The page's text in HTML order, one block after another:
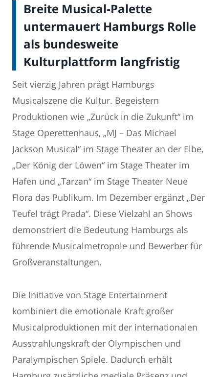
Breite Musical-Palette
untermauert Hamburgs Rolle
als bundesweite
Kulturplattform langfristig
Seit vierzig Jahren prägt Hamburgs
Musicalszene die Kultur. Begeistern
Produktionen wie „Zurück in die Zukunft“ im
Stage Operettenhaus, „MJ – Das Michael
Jackson Musical“ im Stage Theater an der Elbe,
„Der König der Löwen“ im Stage Theater im
Hafen und „Tarzan“ im Stage Theater Neue
Flora das Publikum. Im Dezember ergänzt „Der
Teufel trägt Prada“. Diese Vielzahl an Shows
demonstriert die Bedeutung Hamburgs als
führende Musicalmetropole und Bewerber für
Großveranstaltungen.
Die Initiative von Stage Entertainment
kombiniert die emotionale Kraft großer
Musicalproduktionen mit der internationalen
Ausstrahlungskraft der Olympischen und
Paralympischen Spiele. Dadurch erhält